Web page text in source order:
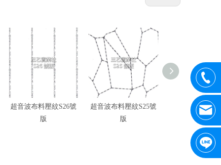
超音波布料壓紋S26號
版
超音波布料壓紋S25號
版
超音波布料壓紋
版